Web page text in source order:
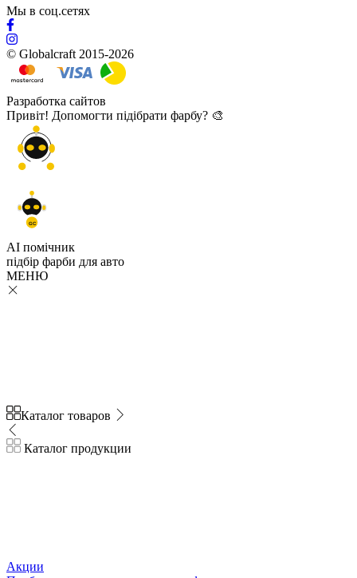
Мы в соц.сетях
© Globalcraft 2015-2026
Разработка сайтов
Привіт! Допомогти підібрати фарбу? 🎨
GC
AI помічник
підбір фарби для авто
МЕНЮ
Каталог товаров
Каталог продукции
Акции